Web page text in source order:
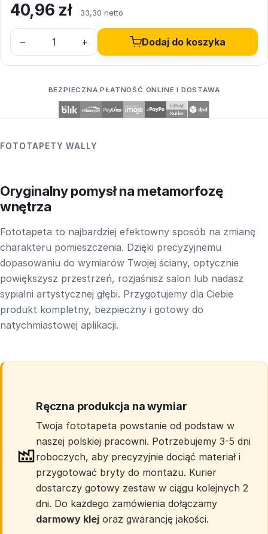
40,96 zł 33,30 netto
– + Dodaj do koszyka
BEZPIECZNA PŁATNOŚĆ ONLINE I DOSTAWA
FOTOTAPETY WALLY
Oryginalny pomysł na metamorfozę
wnętrza
Fototapeta to najbardziej efektowny sposób na zmianę
charakteru pomieszczenia. Dzięki precyzyjnemu
dopasowaniu do wymiarów Twojej ściany, optycznie
powiększysz przestrzeń, rozjaśnisz salon lub nadasz
sypialni artystycznej głębi. Przygotujemy dla Ciebie
produkt kompletny, bezpieczny i gotowy do
natychmiastowej aplikacji.
Ręczna produkcja na wymiar
Twoja fototapeta powstanie od podstaw w
naszej polskiej pracowni. Potrzebujemy 3-5 dni
roboczych, aby precyzyjnie dociąć materiał i
przygotować bryty do montażu. Kurier
dostarczy gotowy zestaw w ciągu kolejnych 2
dni. Do każdego zamówienia dołączamy
darmowy klej oraz gwarancję jakości.